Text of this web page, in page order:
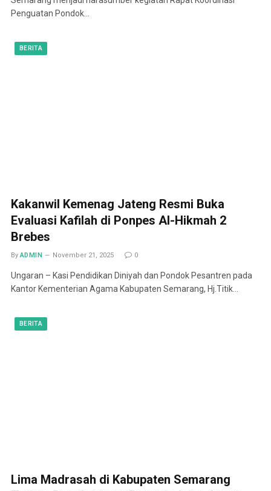
Penguatan Pondok…
BERITA
Kakanwil Kemenag Jateng Resmi Buka
Evaluasi Kafilah di Ponpes Al-Hikmah 2
Brebes
By ADMIN November 21, 2025 0
Ungaran – Kasi Pendidikan Diniyah dan Pondok Pesantren pada
Kantor Kementerian Agama Kabupaten Semarang, Hj.Titik…
BERITA
Lima Madrasah di Kabupaten Semarang